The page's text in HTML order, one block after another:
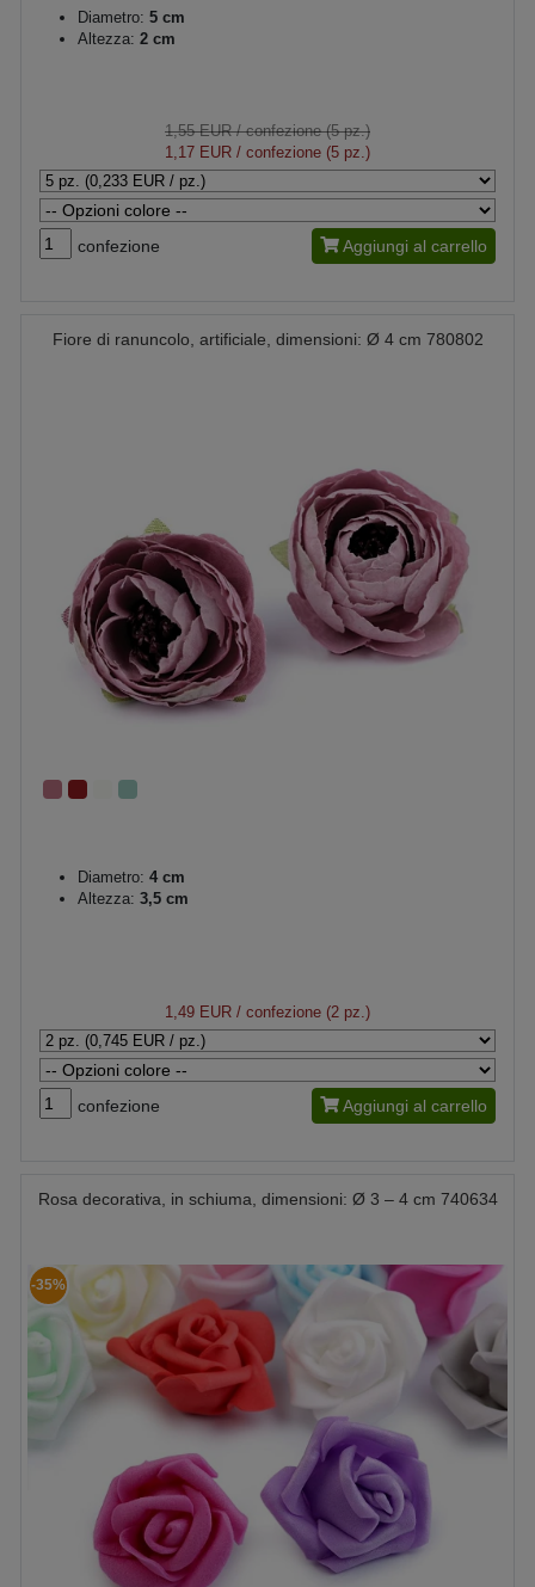
Diametro: 5 cm
Altezza: 2 cm
1,55 EUR/ confezione (5 pz.)
1,17 EUR / confezione (5 pz.)
confezione Aggiungi al carrello
Fiore di ranuncolo, artificiale, dimensioni: Ø 4 cm 780802
Diametro: 4 cm
Altezza: 3,5 cm
1,49 EUR / confezione (2 pz.)
confezione Aggiungi al carrello
Rosa decorativa, in schiuma, dimensioni: Ø 3 – 4 cm 740634
-35%